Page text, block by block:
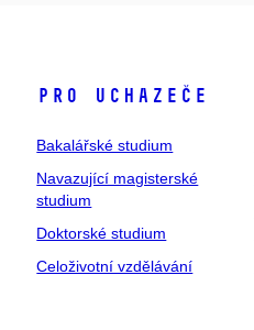
Pro uchazeče
Bakalářské studium
Navazující magisterské
studium
Doktorské studium
Celoživotní vzdělávání